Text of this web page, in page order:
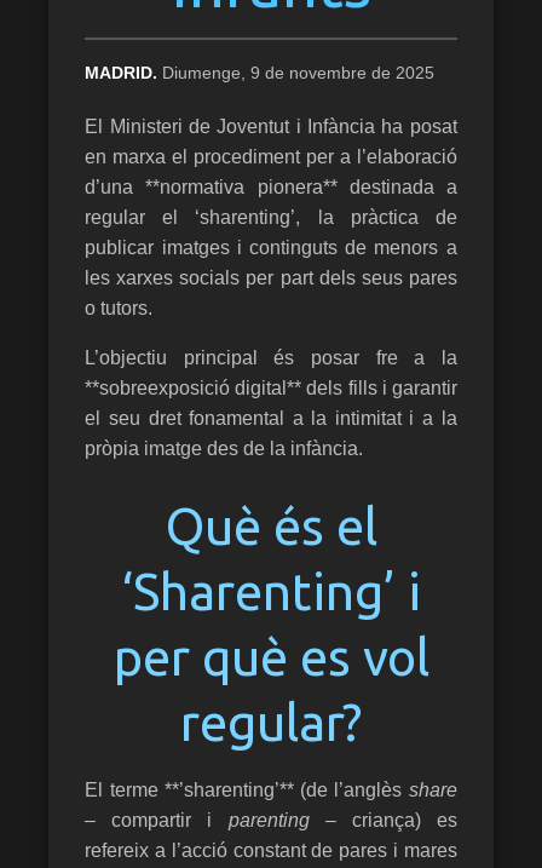
MADRID. Diumenge, 9 de novembre de 2025
El Ministeri de Joventut i Infància ha posat
en marxa el procediment per a l’elaboració
d’una **normativa pionera** destinada a
regular el ‘sharenting’, la pràctica de
publicar imatges i continguts de menors a
les xarxes socials per part dels seus pares
o tutors.
L’objectiu principal és posar fre a la
**sobreexposició digital** dels fills i garantir
el seu dret fonamental a la intimitat i a la
pròpia imatge des de la infància.
Què és el
‘Sharenting’ i
per què es vol
regular?
El terme **’sharenting’** (de l’anglès share
– compartir i parenting– criança) es
refereix a l’acció constant de pares i mares